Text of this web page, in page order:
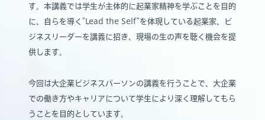
す。本講義では学生が主体的に起業家精神を学ぶことを目的
に、自らを導く“Lead the Self”を体現している起業家、ビ
ジネスリーダーを講義に招き、現場の生の声を聴く機会を提
供します。
今回は大企業ビジネスパーソンの講義を行うことで、大企業
での働き方やキャリアについて学生により深く理解してもら
うことを目的としています。